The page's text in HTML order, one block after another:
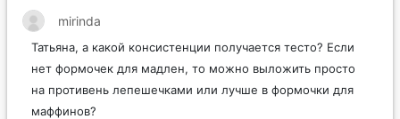
mirinda
Татьяна, а какой консистенции получается тесто? Если
нет формочек для мадлен, то можно выложить просто
на противень лепешечками или лучше в формочки для
маффинов?